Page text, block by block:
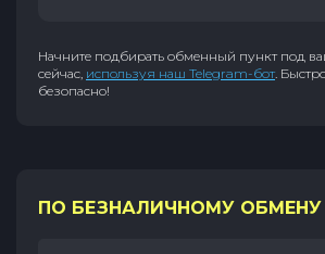
Начните подбирать обменный пункт под
сейчас, используя наш Telegram-бот.
безопасно!
ПО БЕЗНАЛИЧНОМУ ОБМЕНУ